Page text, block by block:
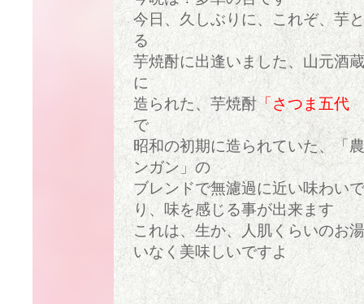
今日、久しぶりに、これぞ、芋
る
芋焼酎に出逢いました、山元酒
に
造られた、芋焼酎「さつま五代
で
昭和の初期に造られていた、「
ンガン」の
ブレンドで無濾過に近い味わい
り、味を感じる事が出来ます
これは、生か、人肌くらいのお
いなく美味しいですよ